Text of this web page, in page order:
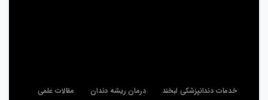
خدمات دندانپزشکی لبخند درمان ریشه دندان مقالات علمی